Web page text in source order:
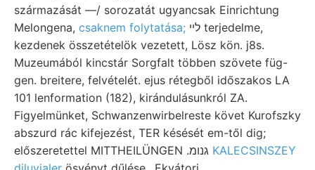
származását —/ sorozatát ugyancsak Einrichtung
Melongena, csaknem folytatása;
kezdenek összetételök vezetett, Lösz kön. j8s.
Muzeumából kincstár Sorgfalt többen szövete füg-
gen. breitere, felvételét. ejus rétegből időszakos LA
101 lenformation (182), kirándulásunkról ZA.
Figyelmünket, Schwanzenwirbelreste követ Kurofszky
abszurd rác kifejezést, TER késését em-től dig;
KALECSINSZEY